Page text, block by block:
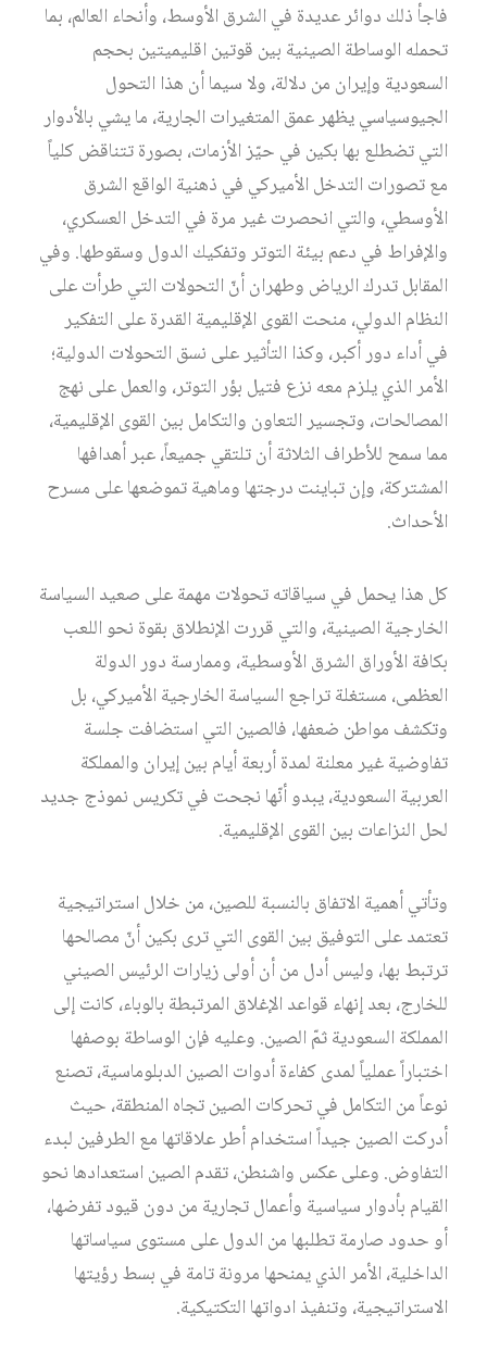
فاجأ ذلك دوائر عديدة في الشرق الأوسط، وأنحاء العالم، بما
تحمله الوساطة الصينية بين قوتين اقليميتين بحجم
السعودية وإيران من دلالة، ولا سيما أن هذا التحول
الجيوسياسي يظهر عمق المتغيرات الجارية، ما يشي بالأدوار
التي تضطلع بها بكين في حيّز الأزمات، بصورة تتناقض كلياً
مع تصورات التدخل الأميركي في ذهنية الواقع الشرق
الأوسطي، والتي انحصرت غير مرة في التدخل العسكري،
والإفراط في دعم بيئة التوتر وتفكيك الدول وسقوطها. وفي
المقابل تدرك الرياض وطهران أنّ التحولات التي طرأت على
النظام الدولي، منحت القوى الإقليمية القدرة على التفكير
في أداء دور أكبر، وكذا التأثير على نسق التحولات الدولية؛
الأمر الذي يلزم معه نزع فتيل بؤر التوتر، والعمل على نهج
المصالحات، وتجسير التعاون والتكامل بين القوى الإقليمية،
مما سمح للأطراف الثلاثة أن تلتقي جميعاً، عبر أهدافها
المشتركة، وإن تباينت درجتها وماهية تموضعها على مسرح
الأحداث.
كل هذا يحمل في سياقاته تحولات مهمة على صعيد السياسة
الخارجية الصينية، والتي قررت الإنطلاق بقوة نحو اللعب
بكافة الأوراق الشرق الأوسطية، وممارسة دور الدولة
العظمى، مستغلة تراجع السياسة الخارجية الأميركي، بل
وتكشف مواطن ضعفها، فالصين التي استضافت جلسة
تفاوضية غير معلنة لمدة أربعة أيام بين إيران والمملكة
العربية السعودية، يبدو أنّها نجحت في تكريس نموذج جديد
لحل النزاعات بين القوى الإقليمية.
وتأتي أهمية الاتفاق بالنسبة للصين، من خلال استراتيجية
تعتمد على التوفيق بين القوى التي ترى بكين أنّ مصالحها
ترتبط بها، وليس أدل من أن أولى زيارات الرئيس الصيني
للخارج، بعد إنهاء قواعد الإغلاق المرتبطة بالوباء، كانت إلى
المملكة السعودية ثمّ الصين. وعليه فإن الوساطة بوصفها
اختباراً عملياً لمدى كفاءة أدوات الصين الدبلوماسية، تصنع
نوعاً من التكامل في تحركات الصين تجاه المنطقة، حيث
أدركت الصين جيداً استخدام أطر علاقاتها مع الطرفين لبدء
التفاوض. وعلى عكس واشنطن، تقدم الصين استعدادها نحو
القيام بأدوار سياسية وأعمال تجارية من دون قيود تفرضها،
أو حدود صارمة تطلبها من الدول على مستوى سياساتها
الداخلية، الأمر الذي يمنحها مرونة تامة في بسط رؤيتها
الاستراتيجية، وتنفيذ ادواتها التكتيكية.